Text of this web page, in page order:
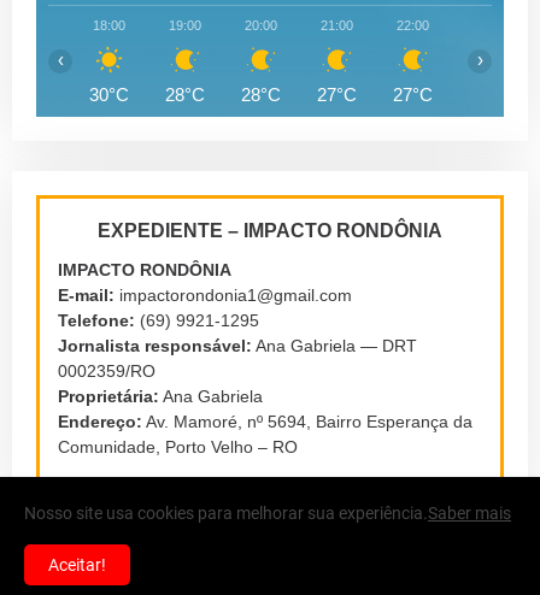
18:00
30°C
19:00
28°C
20:00
28°C
21:00
27°C
22:00
27°C
‹ ›
EXPEDIENTE – IMPACTO RONDÔNIA
IMPACTO RONDÔNIA
E-mail: impactorondonia1@gmail.com
Telefone: (69) 9921-1295
Jornalista responsável: Ana Gabriela — DRT
0002359/RO
Proprietária: Ana Gabriela
Endereço: Av. Mamoré, nº 5694, Bairro Esperança da
Comunidade, Porto Velho – RO
Nosso site usa cookies para melhorar sua experiência.Saber mais
Aceitar!